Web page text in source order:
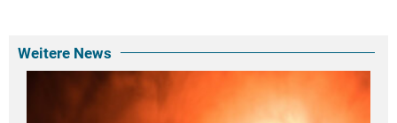
Weitere News